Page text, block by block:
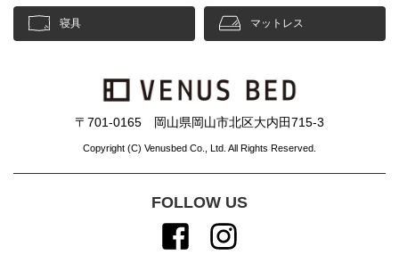
寝具 マットレス
〒701-0165 岡山県岡山市北区大内田715-3
Copyright (C) Venusbed Co., Ltd. All Rights Reserved.
FOLLOW US